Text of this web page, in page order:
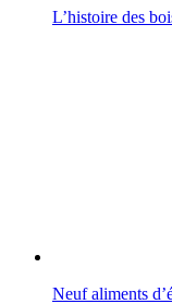
L’histoire des
Neuf aliments